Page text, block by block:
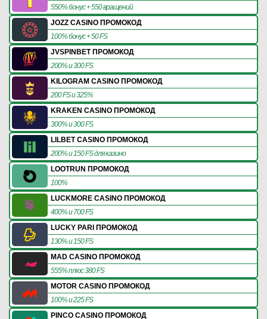
550% бонус + 550 вращений
JOZZ CASINO ПРОМОКОД
100% бонус + 50 FS
JVSPINBET ПРОМОКОД
200% и 300 FS
KILOGRAM CASINO ПРОМОКОД
200 FS и 325%
KRAKEN CASINO ПРОМОКОД
300% и 300 FS
LILBET CASINO ПРОМОКОД
200% и 150 FS для казино
LOOTRUN ПРОМОКОД
100%
LUCKMORE CASINO ПРОМОКОД
400% и 700 FS
LUCKY PARI ПРОМОКОД
130% и 150 FS
MAD CASINO ПРОМОКОД
555% плюс 380 FS
MOTOR CASINO ПРОМОКОД
100% и 225 FS
PINCO CASINO ПРОМОКОД